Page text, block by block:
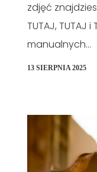
zdjęć
TUTAJ, TUTAJ
manualnych...
13 SIERPNIA 2025